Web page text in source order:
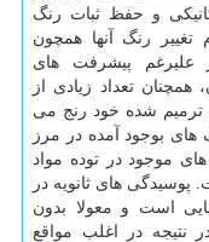
و حفظ ثبات رنگ
رنگ آنها همچون
علیرغم پیشرفت های
تعداد زیادی از
ترمیم شده خود رنج می
بوجود آمده در مرز
موجود در توده مواد
پوسیدگی های ثانویه در
است و معولا بدون
نتیجه در اغلب مواقع